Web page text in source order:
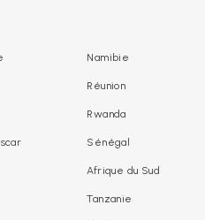
Namibie
Réunion
Rwanda
Sénégal
Afrique du Sud
Tanzanie